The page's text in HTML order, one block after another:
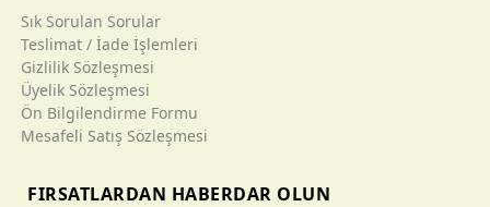
Sık Sorulan Sorular
Teslimat / İade İşlemleri
Gizlilik Sözleşmesi
Üyelik Sözleşmesi
Ön Bilgilendirme Formu
Mesafeli Satış Sözleşmesi
FIRSATLARDAN HABERDAR OLUN